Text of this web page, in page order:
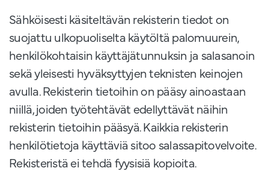
Sähköisesti käsiteltävän rekisterin tiedot on
suojattu ulkopuoliselta käytöltä palomuurein,
henkilökohtaisin käyttäjätunnuksin ja salasanoin
sekä yleisesti hyväksyttyjen teknisten keinojen
avulla. Rekisterin tietoihin on pääsy ainoastaan
niillä, joiden työtehtävät edellyttävät näihin
rekisterin tietoihin pääsyä. Kaikkia rekisterin
henkilötietoja käyttäviä sitoo salassapitovelvoite.
Rekisteristä ei tehdä fyysisiä kopioita.